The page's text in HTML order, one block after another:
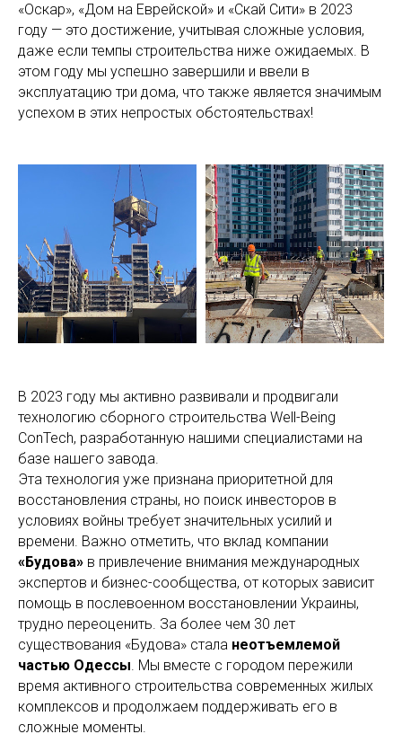
«Оскар», «Дом на Еврейской» и «Скай Сити» в 2023
году — это достижение, учитывая сложные условия,
даже если темпы строительства ниже ожидаемых. В
этом году мы успешно завершили и ввели в
эксплуатацию три дома, что также является значимым
успехом в этих непростых обстоятельствах!
В 2023 году мы активно развивали и продвигали
технологию сборного строительства Well-Being
ConTech, разработанную нашими специалистами на
базе нашего завода.
Эта технология уже признана приоритетной для
восстановления страны, но поиск инвесторов в
условиях войны требует значительных усилий и
времени. Важно отметить, что вклад компании
«Будова» в привлечение внимания международных
экспертов и бизнес-сообщества, от которых зависит
помощь в послевоенном восстановлении Украины,
трудно переоценить. За более чем 30 лет
существования «Будова» стала неотъемлемой
частью Одессы. Мы вместе с городом пережили
время активного строительства современных жилых
комплексов и продолжаем поддерживать его в
сложные моменты.